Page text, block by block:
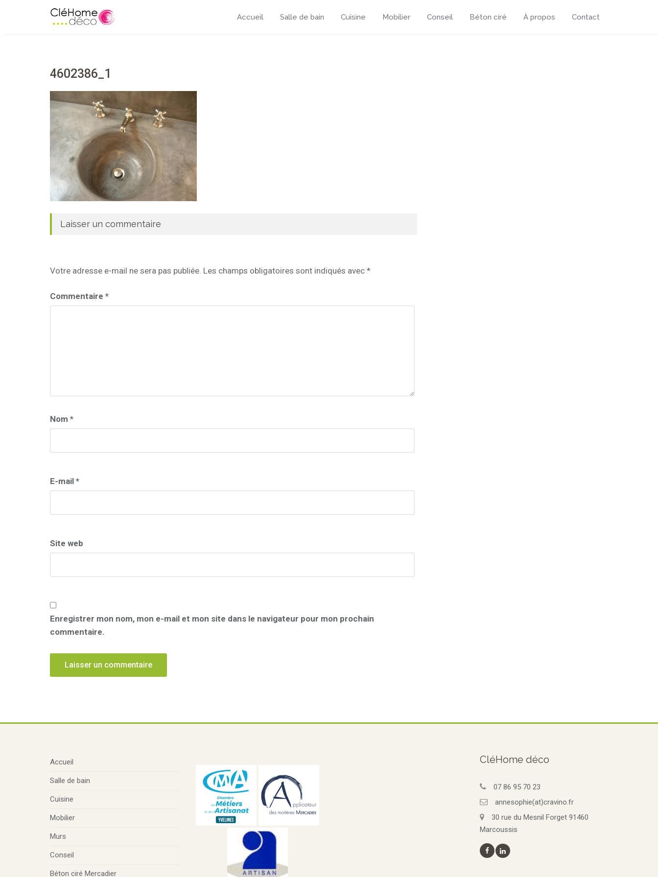
Accueil Salle de bain Cuisine Mobilier Conseil Béton ciré À propos Contact
4602386_1
Laisser un commentaire
Votre adresse e-mail ne sera pas publiée. Les champs obligatoires sont indiqués avec *
Commentaire *
Nom *
E-mail *
Site web
Enregistrer mon nom, mon e-mail et mon site dans le navigateur pour mon prochain
commentaire.
Accueil
Salle de bain
Cuisine
Mobilier
Murs
Conseil
Béton ciré Mercadier
CléHome déco
07 86 95 70 23
annesophie(at)cravino.fr
30 rue du Mesnil Forget 91460
Marcoussis